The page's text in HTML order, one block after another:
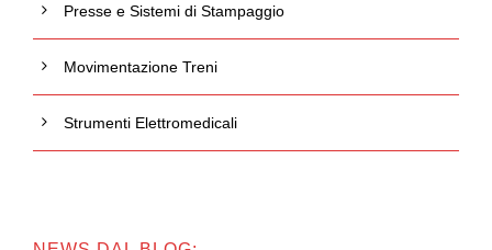
Presse e Sistemi di Stampaggio
Movimentazione Treni
Strumenti Elettromedicali